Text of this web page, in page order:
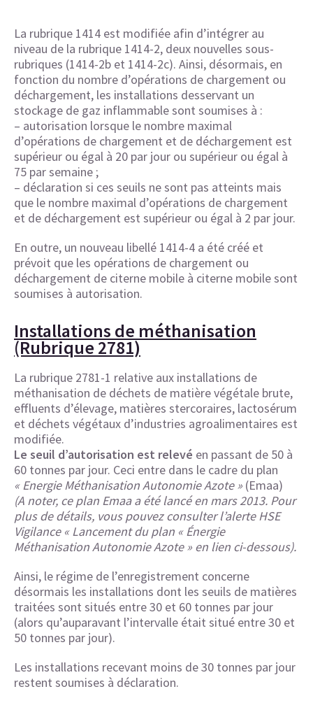
La rubrique 1414 est modifiée afin d’intégrer au
niveau de la rubrique 1414-2, deux nouvelles sous-
rubriques (1414-2b et 1414-2c). Ainsi, désormais, en
fonction du nombre d’opérations de chargement ou
déchargement, les installations desservant un
stockage de gaz inflammable sont soumises à :
– autorisation lorsque le nombre maximal
d’opérations de chargement et de déchargement est
supérieur ou égal à 20 par jour ou supérieur ou égal à
75 par semaine ;
– déclaration si ces seuils ne sont pas atteints mais
que le nombre maximal d’opérations de chargement
et de déchargement est supérieur ou égal à 2 par jour.
En outre, un nouveau libellé 1414-4 a été créé et
prévoit que les opérations de chargement ou
déchargement de citerne mobile à citerne mobile sont
soumises à autorisation.
Installations de méthanisation
(Rubrique 2781)
La rubrique 2781-1 relative aux installations de
méthanisation de déchets de matière végétale brute,
effluents d’élevage, matières stercoraires, lactosérum
et déchets végétaux d’industries agroalimentaires est
modifiée.
Le seuil d’autorisation est relevé en passant de 50 à
60 tonnes par jour. Ceci entre dans le cadre du plan
« Energie Méthanisation Autonomie Azote » (Emaa)
(A noter, ce plan Emaa a été lancé en mars 2013. Pour
plus de détails, vous pouvez consulter l’alerte HSE
Vigilance « Lancement du plan « Énergie
Méthanisation Autonomie Azote » en lien ci-dessous).
Ainsi, le régime de l’enregistrement concerne
désormais les installations dont les seuils de matières
traitées sont situés entre 30 et 60 tonnes par jour
(alors qu’auparavant l’intervalle était situé entre 30 et
50 tonnes par jour).
Les installations recevant moins de 30 tonnes par jour
restent soumises à déclaration.